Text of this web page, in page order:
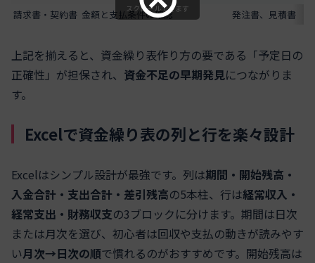
請求書・契約書 金額と支払条件の確認 発注書、見積書
スクロールできます
上記を揃えると、資金繰り表作り方の要である「予定日の
正確性」が担保され、 資金不足の早期発見につながりま
す。
Excelで資金繰り表の列と行を楽々設計
Excelはシンプル設計が最強です。列は期間・開始残高・
入金合計・支出合計・差引残高の5本柱、行は経常収入・
経常支出・財務収支の3ブロックに分けます。期間は日次
または月次を選び、初心者は回収や支払の動きが読みやす
い月次→日次の順で慣れるのがおすすめです。開始残高は